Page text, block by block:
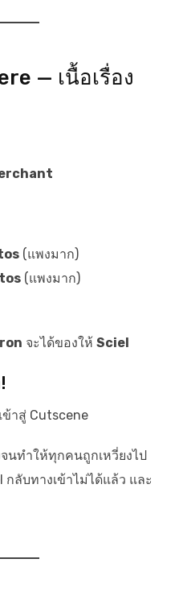
— เนื้อเรื่อง
(แพงมาก)
(แพงมาก)
จะได้ของให้ Sciel
าสู่ Cutscene
นทำให้ทุกคนถูกเหวี่ยงไป
ลับทางเข้าไม่ได้แล้ว และ